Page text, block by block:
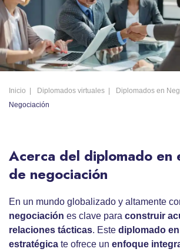
Inicio Diplomados virtuales Diplomados en
Negociación
Acerca del diplomado en
de negociación
En un mundo globalizado y altamente
negociación es clave para construir
relaciones tácticas. Este diplomado
estratégica te ofrece un enfoque